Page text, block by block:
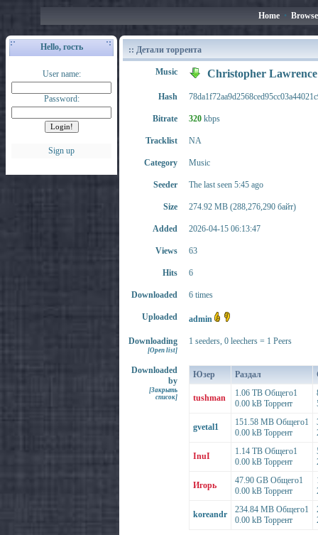
Home • Browse
Hello, гость
User name:
Password:
Sign up
:: Детали торрента
Music Christopher
Hash
Bitrate 320 kbps
Tracklist NA
Category Music
Seeder The last seen 5:45 ago
Size 274.92 MB (288,276,290 байт)
Added 2026-04-15 06:13:47
Views 63
Hits 6
Downloaded 6 times
Uploaded admin
Downloading
[Open list]
1 seeders, 0 leechers = 1 Peers
Downloaded
by
[Закрыть
список]
Юзер Раздал
tushman
1.06 TB Общего1
0.00 kB Торрент
gvetal1
151.58 MB Общего1
0.00 kB Торрент
InuI
1.14 TB Общего1
0.00 kB Торрент
Игорь
47.90 GB Общего1
0.00 kB Торрент
koreandr
234.84 MB Общего1
0.00 kB Торрент